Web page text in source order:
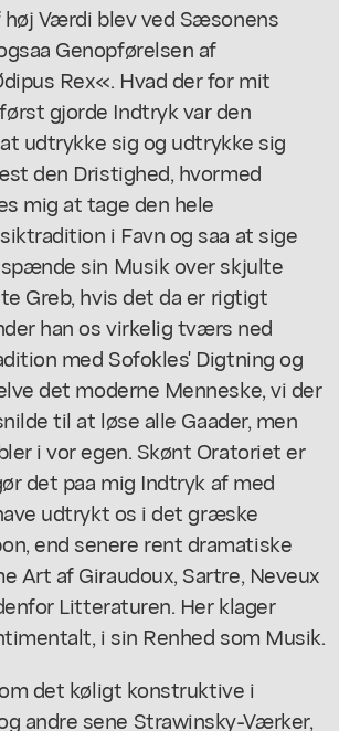
høj Værdi blev ved Sæsonens
Genopførelsen af
Rex«. Hvad der for mit
gjorde Indtryk var den
udtrykke sig og udtrykke sig
den Dristighed, hvormed
mig at tage den hele
i Favn og saa at sige
sin Musik over skjulte
Greb, hvis det da er rigtigt
han os virkelig tværs ned
med Sofokles' Digtning og
det moderne Menneske, vi der
til at løse alle Gaader, men
i vor egen. Skønt Oratoriet er
det paa mig Indtryk af med
udtrykt os i det græske
end senere rent dramatiske
Art af Giraudoux, Sartre, Neveux
Litteraturen. Her klager
i sin Renhed som Musik.
det køligt konstruktive i
andre sene Strawinsky-Værker,